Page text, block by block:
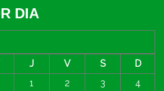
DIA
J V S
D
1
2 3
4